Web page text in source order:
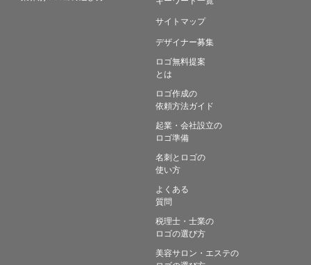
サイトマップ
デザイナー募集
ロゴ無料提案
とは
ロゴ作成の
依頼方法ガイド
起業・会社設立の
ロゴ準備
名刺とロゴの
使い方
よくある
質問
税理士・士業の
ロゴの選び方
美容サロン・エステの